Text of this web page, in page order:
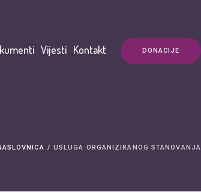
DONACIJE
Vijesti Kontakt
/ USLUGA ORGANIZIRANOG STANOVANJA